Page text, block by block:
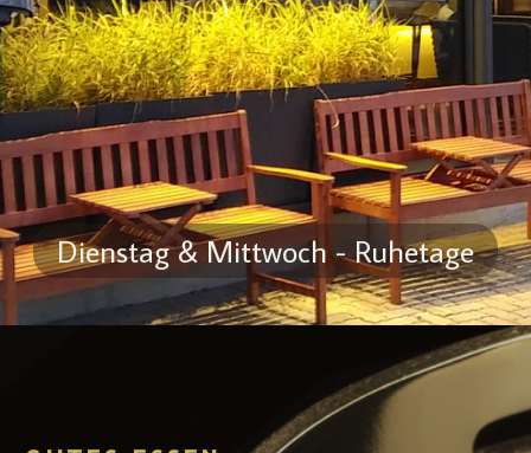
Dienstag & Mittwoch - Ruhetage